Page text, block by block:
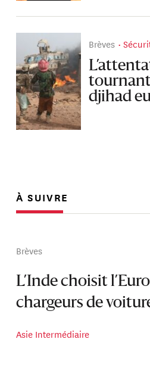
Brèves
djihad
À SUIVRE
Brèves
L’Inde choisit
chargeurs de
Asie Intermédiaire